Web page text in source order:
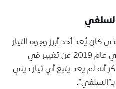
كان يُعد أحد أبرز وجوه التيار
في عام 2019 عن تغيير في
أنه لم يعد يتبع أي تيار ديني